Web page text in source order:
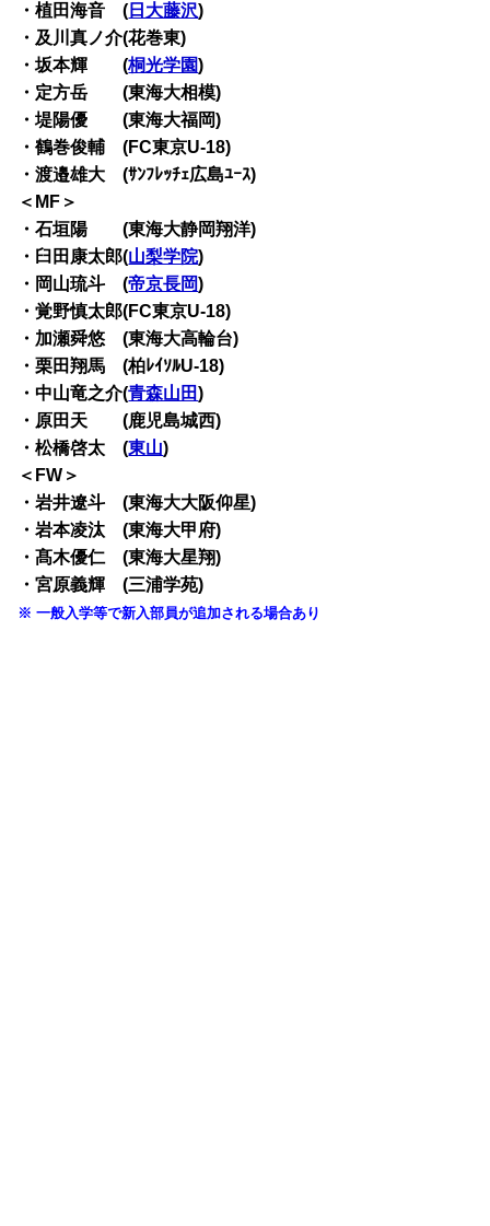
・植田海音 ( 日大藤沢)
・及川真ノ介(花巻東)
・坂本輝 (桐光学園)
・定方岳 (東海大相模)
・堤陽優 (東海大福岡)
・鶴巻俊輔 (FC東京U-18)
・渡邉雄大 (ｻﾝﾌﾚｯﾁｪ広島ﾕｰｽ)
＜MF＞
・石垣陽 (東海大静岡翔洋)
・臼田康太郎(山梨学院)
・岡山琉斗 (帝京長岡)
・覚野慎太郎(FC東京U-18)
・加瀬舜悠 (東海大高輪台)
・栗田翔馬 (柏ﾚｲｿﾙU-18)
・中山竜之介(青森山田)
・原田天 (鹿児島城西)
・松橋啓太 (東山)
＜FW＞
・岩井遼斗 (東海大大阪仰星)
・岩本凌汰 (東海大甲府)
・髙木優仁 (東海大星翔)
・宮原義輝 (三浦学苑)
※ 一般入学等で新入部員が追加される場合あり